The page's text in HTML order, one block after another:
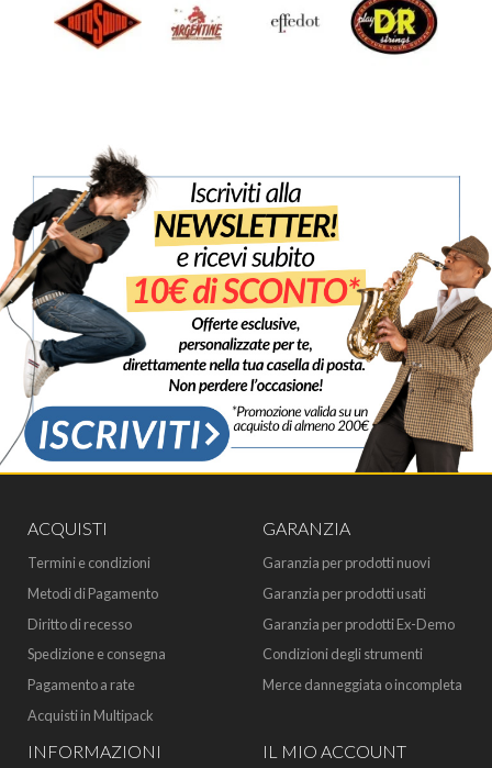
ACQUISTI
Termini e condizioni
Metodi di Pagamento
Diritto di recesso
Spedizione e consegna
Pagamento a rate
Acquisti in Multipack
GARANZIA
Garanzia per prodotti nuovi
Garanzia per prodotti usati
Garanzia per prodotti Ex-Demo
Condizioni degli strumenti
Merce danneggiata o incompleta
INFORMAZIONI IL MIO ACCOUNT